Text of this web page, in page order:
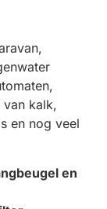
van kalk,
en nog veel
en